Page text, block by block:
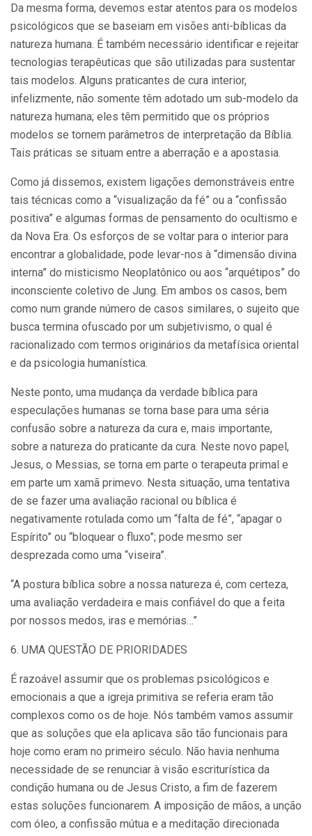
Da mesma forma, devemos estar atentos para os modelos
psicológicos que se baseiam em visões anti-bíblicas da
natureza humana. É também necessário identificar e rejeitar
tecnologias terapêuticas que são utilizadas para sustentar
tais modelos. Alguns praticantes de cura interior,
infelizmente, não somente têm adotado um sub-modelo da
natureza humana; eles têm permitido que os próprios
modelos se tornem parâmetros de interpretação da Bíblia.
Tais práticas se situam entre a aberração e a apostasia.
Como já dissemos, existem ligações demonstráveis entre
tais técnicas como a “visualização da fé” ou a “confissão
positiva” e algumas formas de pensamento do ocultismo e
da Nova Era. Os esforços de se voltar para o interior para
encontrar a globalidade, pode levar-nos à “dimensão divina
interna” do misticismo Neoplatônico ou aos “arquétipos” do
inconsciente coletivo de Jung. Em ambos os casos, bem
como num grande número de casos similares, o sujeito que
busca termina ofuscado por um subjetivismo, o qual é
racionalizado com termos originários da metafísica oriental
e da psicologia humanística.
Neste ponto, uma mudança da verdade bíblica para
especulações humanas se torna base para uma séria
confusão sobre a natureza da cura e, mais importante,
sobre a natureza do praticante da cura. Neste novo papel,
Jesus, o Messias, se torna em parte o terapeuta primal e
em parte um xamã primevo. Nesta situação, uma tentativa
de se fazer uma avaliação racional ou bíblica é
negativamente rotulada como um “falta de fé”, “apagar o
Espírito” ou “bloquear o fluxo”; pode mesmo ser
desprezada como uma “viseira”.
“A postura bíblica sobre a nossa natureza é, com certeza,
uma avaliação verdadeira e mais confiável do que a feita
por nossos medos, iras e memórias…”
6. UMA QUESTÃO DE PRIORIDADES
É razoável assumir que os problemas psicológicos e
emocionais a que a igreja primitiva se referia eram tão
complexos como os de hoje. Nós também vamos assumir
que as soluções que ela aplicava são tão funcionais para
hoje como eram no primeiro século. Não havia nenhuma
necessidade de se renunciar à visão escriturística da
condição humana ou de Jesus Cristo, a fim de fazerem
estas soluções funcionarem. A imposição de mãos, a unção
com óleo, a confissão mútua e a meditação direcionada